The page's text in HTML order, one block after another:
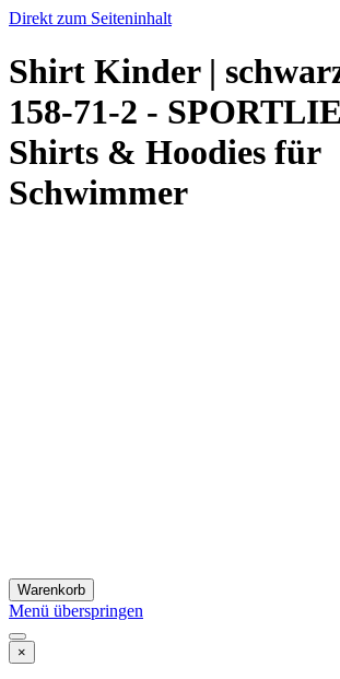
Direkt zum Seiteninhalt
Shirt Kinder |
158-71-2 -
Shirts & Hoodies für
Schwimmer
Warenkorb
Menü überspringen
×